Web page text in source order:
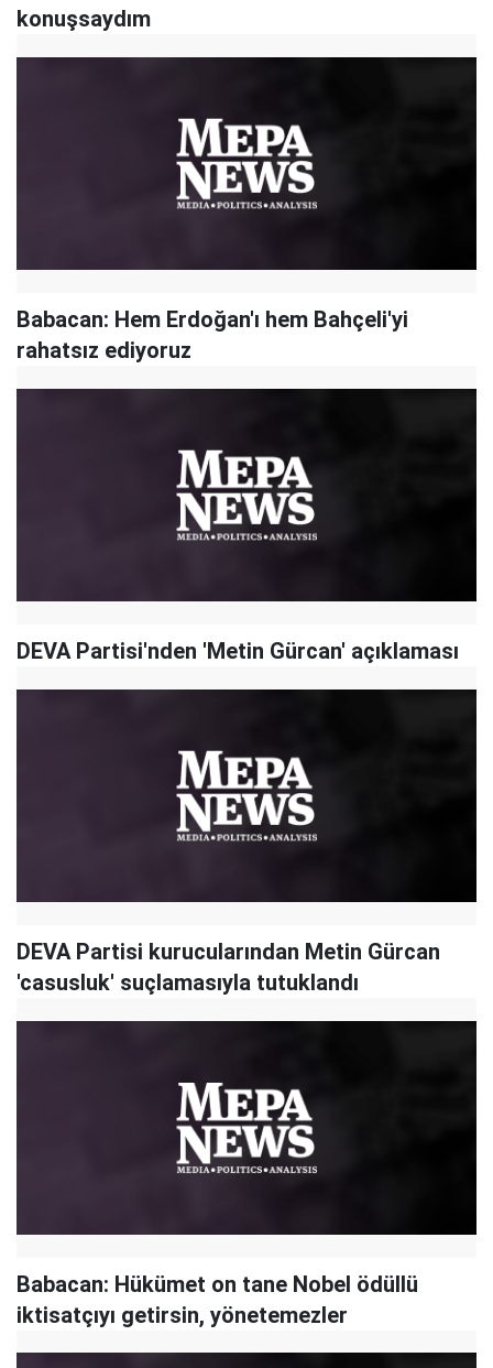
konuşsaydım
Babacan: Hem Erdoğan'ı hem Bahçeli'yi
rahatsız ediyoruz
DEVA Partisi'nden 'Metin Gürcan' açıklaması
DEVA Partisi kurucularından Metin Gürcan
'casusluk' suçlamasıyla tutuklandı
Babacan: Hükümet on tane Nobel ödüllü
iktisatçıyı getirsin, yönetemezler